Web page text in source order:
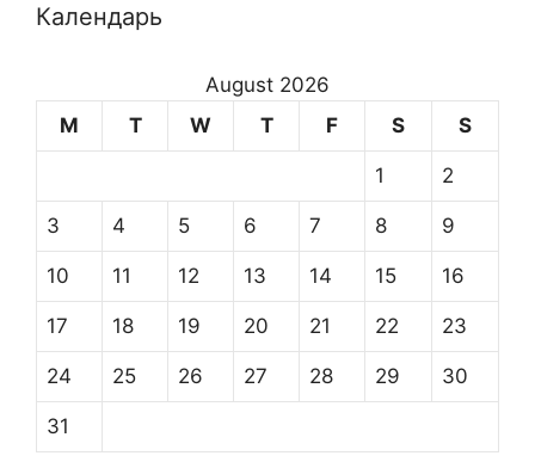
Календарь
August 2026
M
T W T F S S
1 2
3 4 5 6 7 8 9
10 11 12 13 14 15 16
17 18 19 20 21 22 23
24 25 26 27 28 29 30
31